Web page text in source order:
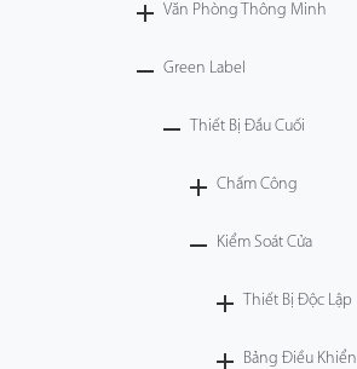
Văn Phòng Thông Minh
Green Label
Thiết Bị Đầu Cuối
Chấm Công
Kiểm Soát Cửa
Thiết Bị Độc Lập
Bảng Điều Khiển